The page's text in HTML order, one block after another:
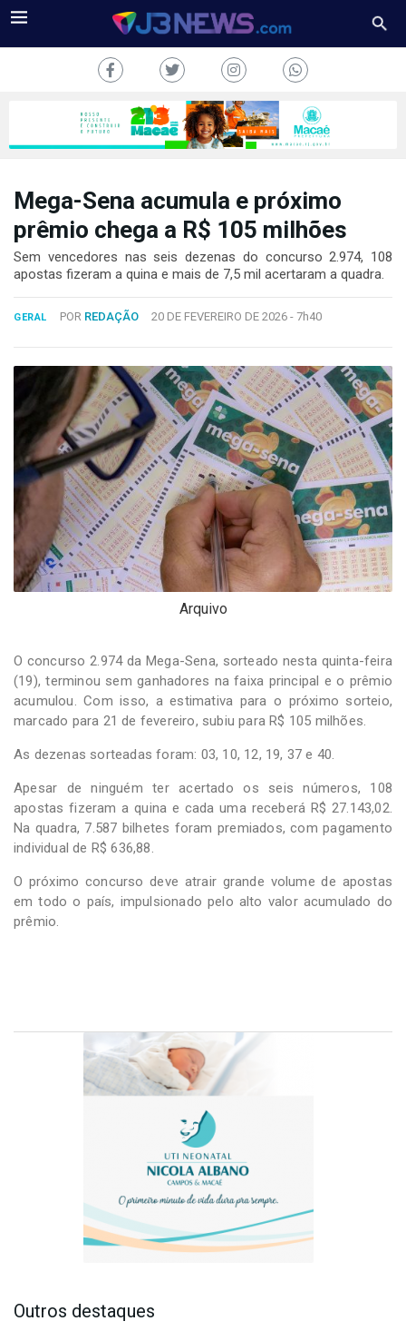
TV
CONOSCO
Copyright
2024
Desenvolvido
Hesea
Tecnologia
Sistemas
Mega-Sena acumula e próximo
prêmio chega a R$ 105 milhões
Sem vencedores nas seis dezenas do concurso 2.974, 108
apostas fizeram a quina e mais de 7,5 mil acertaram a quadra.
GERAL POR REDAÇÃO 20 DE FEVEREIRO DE 2026 - 7h40
Arquivo
O concurso 2.974 da Mega-Sena, sorteado nesta quinta-feira
(19), terminou sem ganhadores na faixa principal e o prêmio
acumulou. Com isso, a estimativa para o próximo sorteio,
marcado para 21 de fevereiro, subiu para R$ 105 milhões.
As dezenas sorteadas foram: 03, 10, 12, 19, 37 e 40.
Apesar de ninguém ter acertado os seis números, 108
apostas fizeram a quina e cada uma receberá R$ 27.143,02.
Na quadra, 7.587 bilhetes foram premiados, com pagamento
individual de R$ 636,88.
O próximo concurso deve atrair grande volume de apostas
em todo o país, impulsionado pelo alto valor acumulado do
prêmio.
Outros destaques